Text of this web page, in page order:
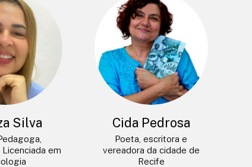
Silva
em
Cida Pedrosa
Poeta, escritora e
vereadora da cidade de
Recife